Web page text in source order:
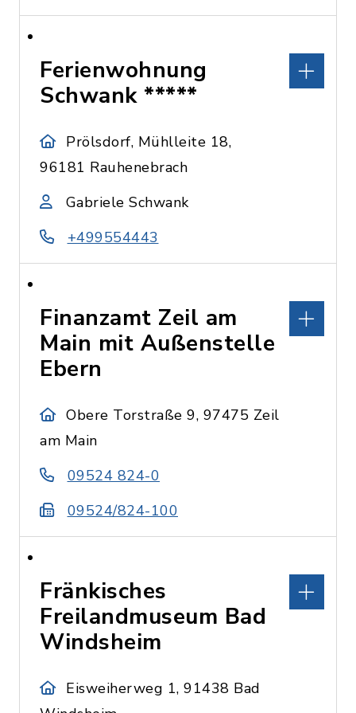
Ferienwohnung
Schwank *****
Prölsdorf, Mühlleite 18,
96181 Rauhenebrach
Gabriele Schwank
+499554443
Finanzamt Zeil am
Main mit Außenstelle
Ebern
Obere Torstraße 9, 97475 Zeil
am Main
09524 824-0
09524/824-100
Fränkisches
Freilandmuseum Bad
Windsheim
Eisweiherweg 1, 91438 Bad